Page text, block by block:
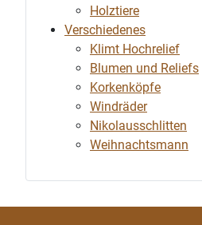
Holztiere
Verschiedenes
Klimt Hochrelief
Blumen und Reliefs
Korkenköpfe
Windräder
Nikolausschlitten
Weihnachtsmann